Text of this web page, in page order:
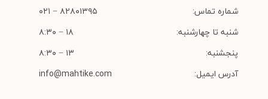
شماره تماس:
۸۲۸۰۱۳۹۵ − ۰۲۱
شنبه تا چهارشنبه:
۱۸ − ۸:۳۰
پنجشنبه:
۱۳ − ۸:۳۰
آدرس ایمیل:
info@mahtike.com